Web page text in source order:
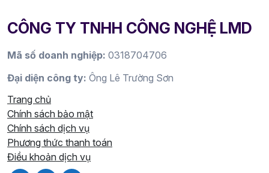
CÔNG TY TNHH CÔNG NGHỆ LMD
Mã số doanh nghiệp: 0318704706
Đại diện công ty: Ông Lê Trường Sơn
Trang chủ
Chính sách bảo mật
Chính sách dịch vụ
Phương thức thanh toán
Điều khoản dịch vụ